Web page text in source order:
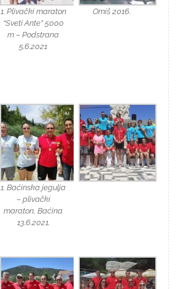
1. Plivački maraton
“Sveti Ante” 5000
m – Podstrana
5.6.2021
Omiš 2016.
1. Baćinska jegulja
– plivački
maraton, Baćina
13.6.2021.